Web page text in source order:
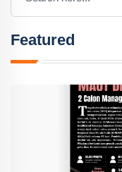
Featured